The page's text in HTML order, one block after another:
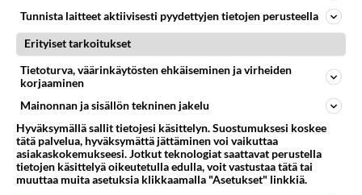
Pitsankin saa tilattua haluamillaan täytteillä mutta
kanavapakettia ei...
06.11.2022 17:42
Tunnista laitteet aktiivisesti pyydettyjen tietojen perusteella
Erityiset tarkoitukset
Tietoturva, väärinkäytösten ehkäiseminen ja virheiden
korjaaminen
Mainonnan ja sisällön tekninen jakelu
Hyväksymällä sallit tietojesi käsittelyn. Suostumuksesi koskee
tätä palvelua, hyväksymättä jättäminen voi vaikuttaa
asiakaskokemukseesi. Jotkut teknologiat saattavat perustella
tietojen käsittelyä oikeutetulla edulla, voit vastustaa tätä tai
muuttaa muita asetuksia klikkaamalla "Asetukset" linkkiä.